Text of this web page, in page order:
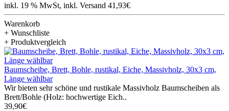
inkl. 19 % MwSt, inkl. Versand 41,93€
Warenkorb
+ Wunschliste
+ Produktvergleich
Baumscheibe, Brett, Bohle, rustikal, Eiche, Massivholz, 30x3 cm,
Länge wählbar
Wir bieten sehr schöne und rustikale Massivholz Baumscheiben als
Brett/Bohle (Holz: hochwertige Eich..
39,90€